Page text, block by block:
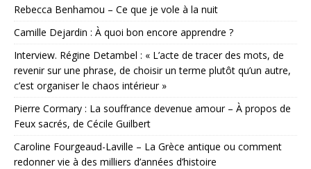
Rebecca Benhamou – Ce que je vole à la nuit
Camille Dejardin : À quoi bon encore apprendre ?
Interview. Régine Detambel : « L’acte de tracer des mots, de
revenir sur une phrase, de choisir un terme plutôt qu’un autre,
c’est organiser le chaos intérieur »
Pierre Cormary : La souffrance devenue amour – À propos de
Feux sacrés, de Cécile Guilbert
Caroline Fourgeaud-Laville – La Grèce antique ou comment
redonner vie à des milliers d’années d’histoire